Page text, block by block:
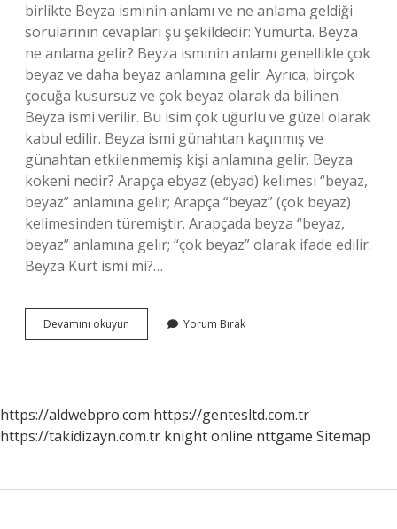
birlikte Beyza isminin anlamı ve ne anlama geldiği
sorularının cevapları şu şekildedir: Yumurta. Beyza
ne anlama gelir? Beyza isminin anlamı genellikle çok
beyaz ve daha beyaz anlamına gelir. Ayrıca, birçok
çocuğa kusursuz ve çok beyaz olarak da bilinen
Beyza ismi verilir. Bu isim çok uğurlu ve güzel olarak
kabul edilir. Beyza ismi günahtan kaçınmış ve
günahtan etkilenmemiş kişi anlamına gelir. Beyza
kokeni nedir? Arapça ebyaz (ebyad) kelimesi “beyaz,
beyaz” anlamına gelir; Arapça “beyaz” (çok beyaz)
kelimesinden türemiştir. Arapçada beyza “beyaz,
beyaz” anlamına gelir; “çok beyaz” olarak ifade edilir.
Beyza Kürt ismi mi?…
Devamını okuyun
Ne
Yorum Bırak
https://aldwebpro.com https://gentesltd.com.tr
https://takidizayn.com.tr knight online nttgame Sitemap